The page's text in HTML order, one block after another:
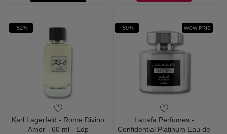
-52%
Karl Lagerfeld - Rome Divino
Amor - 60 ml - Edp
-59% WOW PRIS
Lattafa Perfumes -
Confidential Platinum Eau de